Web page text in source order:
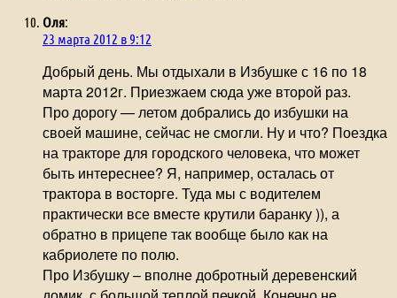
Оля:
23 марта 2012 в 9:12
Добрый день. Мы отдыхали в Избушке с 16 по 18
марта 2012г. Приезжаем сюда уже второй раз.
Про дорогу — летом добрались до избушки на
своей машине, сейчас не смогли. Ну и что? Поездка
на тракторе для городского человека, что может
быть интереснее? Я, например, осталась от
трактора в восторге. Туда мы с водителем
практически все вместе крутили баранку )), а
обратно в прицепе так вообще было как на
кабриолете по полю.
Про Избушку – вполне добротный деревенский